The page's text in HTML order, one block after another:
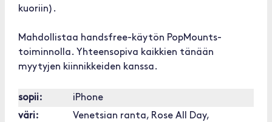
kuoriin).
Mahdollistaa handsfree-käytön PopMounts-
toiminnolla. Yhteensopiva kaikkien tänään
myytyjen kiinnikkeiden kanssa.
sopii:
iPhone
väri:
Venetsian ranta, Rose All Day,